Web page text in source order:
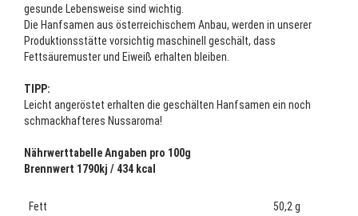
gesunde Lebensweise sind wichtig.
Die Hanfsamen aus österreichischem Anbau, werden in unserer
Produktionsstätte vorsichtig maschinell geschält, dass
Fettsäuremuster und Eiweiß erhalten bleiben.
TIPP:
Leicht angeröstet erhalten die geschälten Hanfsamen ein noch
schmackhafteres Nussaroma!
Nährwerttabelle Angaben pro 100g
Brennwert 1790kj / 434 kcal
Fett 50,2 g